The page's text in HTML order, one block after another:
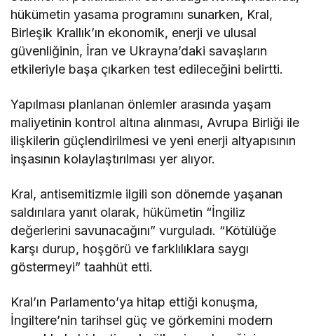
hükümetin yasama programını sunarken, Kral,
Birleşik Krallık’ın ekonomik, enerji ve ulusal
güvenliğinin, İran ve Ukrayna’daki savaşların
etkileriyle başa çıkarken test edileceğini belirtti.
Yapılması planlanan önlemler arasında yaşam
maliyetinin kontrol altına alınması, Avrupa Birliği ile
ilişkilerin güçlendirilmesi ve yeni enerji altyapısının
inşasının kolaylaştırılması yer alıyor.
Kral, antisemitizmle ilgili son dönemde yaşanan
saldırılara yanıt olarak, hükümetin “İngiliz
değerlerini savunacağını” vurguladı. “Kötülüğe
karşı durup, hoşgörü ve farklılıklara saygı
göstermeyi” taahhüt etti.
Kral’ın Parlamento’ya hitap ettiği konuşma,
İngiltere’nin tarihsel güç ve görkemini modern